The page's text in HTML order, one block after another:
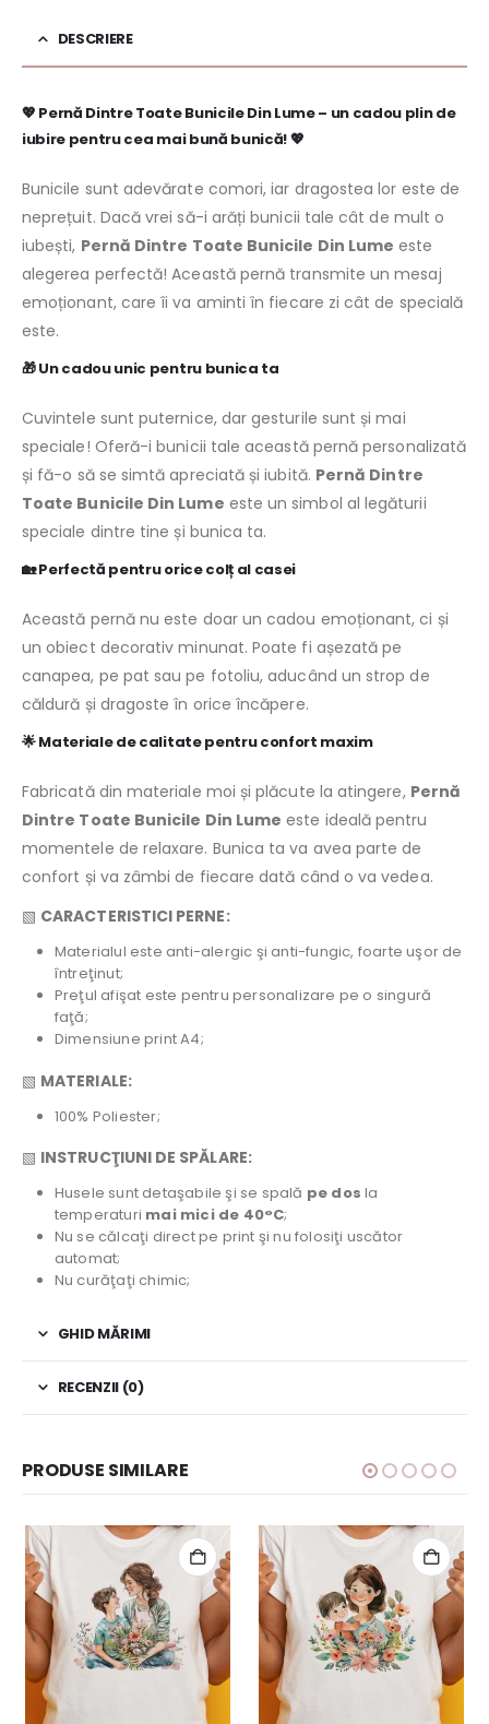
DESCRIERE
💖 Pernă Dintre Toate Bunicile Din Lume – un cadou plin de
iubire pentru cea mai bună bunică!💖
Bunicile sunt adevărate comori, iar dragostea lor este de
neprețuit. Dacă vrei să-i arăți bunicii tale cât de mult o
iubești, Pernă Dintre Toate Bunicile Din Lume este
alegerea perfectă! Această pernă transmite un mesaj
emoționant, care îi va aminti în fiecare zi cât de specială
este.
🎁Un cadou unic pentru bunica ta
Cuvintele sunt puternice, dar gesturile sunt și mai
speciale! Oferă-i bunicii tale această pernă personalizată
și fă-o să se simtă apreciată și iubită. Pernă Dintre
Toate Bunicile Din Lume este un simbol al legăturii
speciale dintre tine și bunica ta.
🏡Perfectă pentru orice colț al casei
Această pernă nu este doar un cadou emoționant, ci și
un obiect decorativ minunat. Poate fi așezată pe
canapea, pe pat sau pe fotoliu, aducând un strop de
căldură și dragoste în orice încăpere.
🌟Materiale de calitate pentru confort maxim
Fabricată din materiale moi și plăcute la atingere, Pernă
Dintre Toate Bunicile Din Lume este ideală pentru
momentele de relaxare. Bunica ta va avea parte de
confort și va zâmbi de fiecare dată când o va vedea.
▧ CARACTERISTICI PERNE:
Materialul este anti-alergic şi anti-fungic, foarte uşor de
întreţinut;
Preţul afişat este pentru personalizare pe o singură
faţă;
Dimensiune print A4;
▧ MATERIALE:
100% Poliester;
▧ INSTRUCŢIUNI DE SPĂLARE:
Husele sunt detaşabile şi se spală pe dos la
temperaturi mai mici de 40°C;
Nu se călcaţi direct pe print şi nu folosiţi uscător
automat;
Nu curăţaţi chimic;
GHID MĂRIMI
RECENZII (0)
PRODUSE SIMILARE